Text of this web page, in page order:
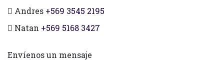
Andres +569 3545 2195
Natan +569 5168 3427
Envíenos un mensaje